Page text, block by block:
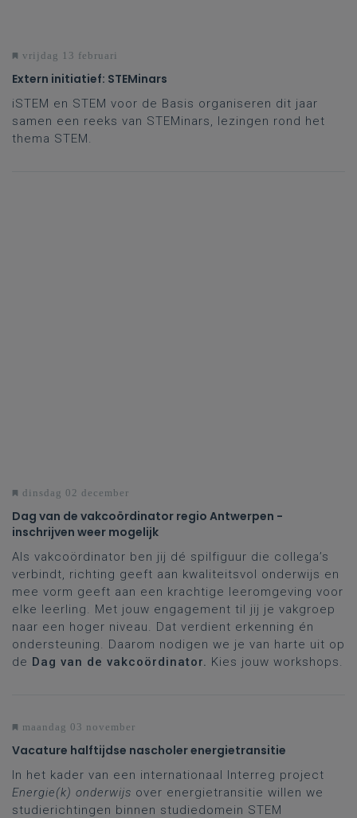
vrijdag 13 februari
Extern initiatief: STEMinars
iSTEM en STEM voor de Basis organiseren dit jaar
samen een reeks van STEMinars, lezingen rond het
thema STEM.
dinsdag 02 december
Dag van de vakcoördinator regio Antwerpen -
inschrijven weer mogelijk
Als vakcoördinator ben jij dé spilfiguur die collega’s
verbindt, richting geeft aan kwaliteitsvol onderwijs en
mee vorm geeft aan een krachtige leeromgeving voor
elke leerling. Met jouw engagement til jij je vakgroep
naar een hoger niveau. Dat verdient erkenning én
ondersteuning. Daarom nodigen we je van harte uit op
de Dag van de vakcoördinator. Kies jouw workshops.
maandag 03 november
Vacature halftijdse nascholer energietransitie
In het kader van een internationaal Interreg project
Energie(k) onderwijs over energietransitie willen we
studierichtingen binnen studiedomein STEM